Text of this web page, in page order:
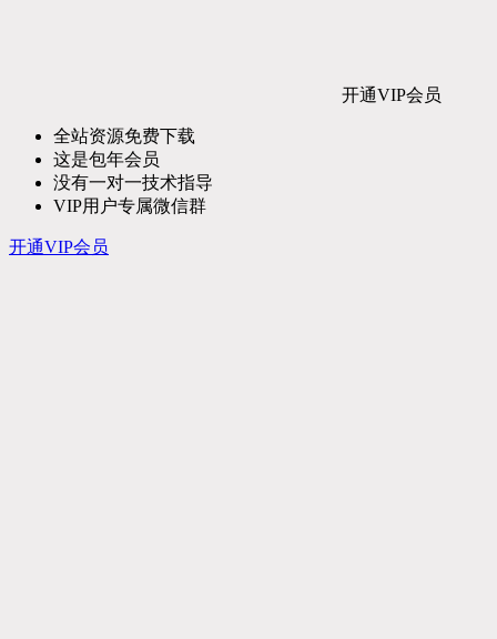
开通VIP会员
全站资源免费下载
这是包年会员
没有一对一技术指导
VIP用户专属微信群
开通VIP会员